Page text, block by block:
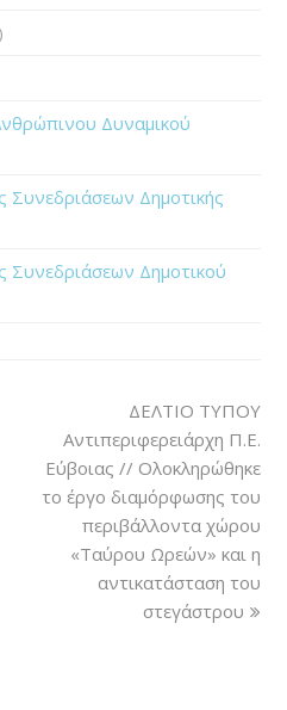
Δυναμικού
Συνεδριάσεων Δημοτικής
Συνεδριάσεων Δημοτικού
ΔΕΛΤΙΟ ΤΥΠΟΥ
Αντιπεριφερειάρχη Π.Ε.
Εύβοιας // Ολοκληρώθηκε
το έργο διαμόρφωσης του
περιβάλλοντα χώρου
«Ταύρου Ωρεών» και η
αντικατάσταση του
στεγάστρου